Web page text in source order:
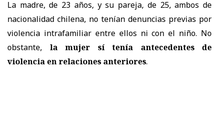
La madre, de 23 años, y su pareja, de 25, ambos de
nacionalidad chilena, no tenían denuncias previas por
violencia intrafamiliar entre ellos ni con el niño. No
obstante, la mujer sí tenía antecedentes de
violencia en relaciones anteriores.